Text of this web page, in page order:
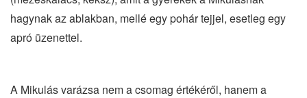
hagynak az ablakban, mellé egy pohár tejjel, esetleg egy
apró üzenettel.
A Mikulás varázsa nem a csomag értékéről, hanem a